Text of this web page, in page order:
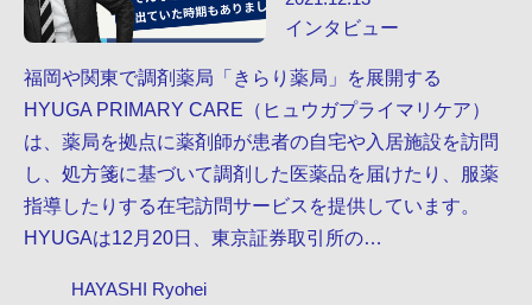
インタビュー
福岡や関東で調剤薬局「きらり薬局」を展開する
HYUGA PRIMARY CARE（ヒュウガプライマリケア）
は、薬局を拠点に薬剤師が患者の自宅や入居施設を訪問
し、処方箋に基づいて調剤した医薬品を届けたり、服薬
指導したりする在宅訪問サービスを提供しています。
HYUGAは12月20日、東京証券取引所の…
HAYASHI Ryohei